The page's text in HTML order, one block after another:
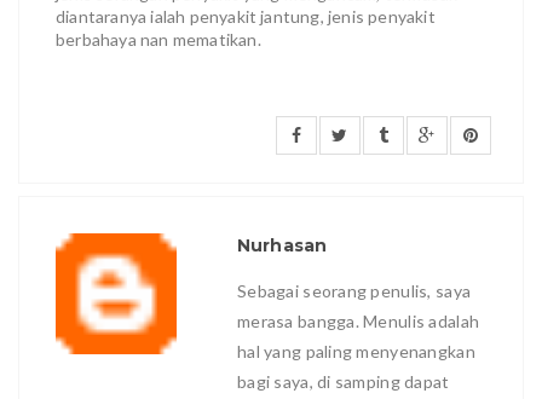
diantaranya ialah penyakit jantung, jenis penyakit
berbahaya nan mematikan.
Nurhasan
Sebagai seorang penulis, saya
merasa bangga. Menulis adalah
hal yang paling menyenangkan
bagi saya, di samping dapat